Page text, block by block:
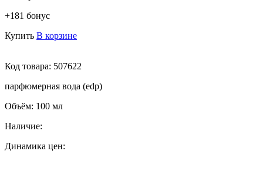
+181 бонус
Купить В корзине
Код товара: 507622
парфюмерная вода (edp)
Объём: 100 мл
Наличие:
Динамика цен: